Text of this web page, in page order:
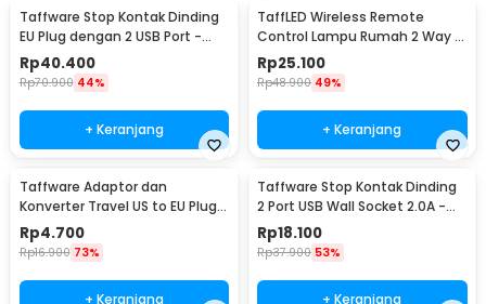
Taffware Stop Kontak Dinding
EU Plug dengan 2 USB Port -
SCN2
Rp40.400
Rp70.900 44%
+ Keranjang
TaffLED Wireless Remote
Control Lampu Rumah 2 Way -
YAM802
Rp25.100
Rp48.900 49%
+ Keranjang
Taffware Adaptor dan
Konverter Travel US to EU Plug
10A 250V 1 PCS - WN-20
Rp4.700
Rp16.900 73%
+ Keranjang
Taffware Stop Kontak Dinding
2 Port USB Wall Socket 2.0A -
ES-USB-2
Rp18.100
Rp37.900 53%
+ Keranjang